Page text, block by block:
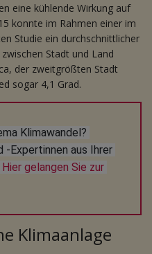
eine kühlende Wirkung auf
konnte im Rahmen einer im
Studie ein durchschnittlicher
Stadt und Land
der zweitgrößten Stadt
sogar 4,1 Grad.
Klimawandel?
-Expertinnen aus Ihrer
Hier gelangen Sie zur
Klimaanlage